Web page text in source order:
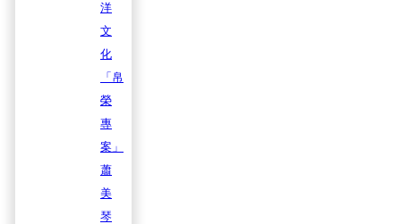
洋
文
化
「帛
榮
專
案」
蕭
美
琴